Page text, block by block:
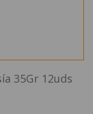
35Gr 12uds